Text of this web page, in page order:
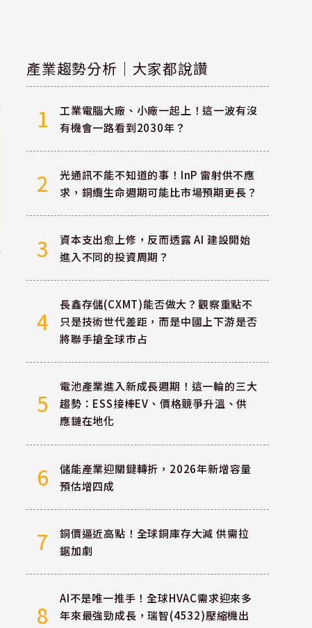
產業趨勢分析｜大家都說讚
1
工業電腦大廠、小廠一起上！這一波有沒
有機會一路看到2030年？
2
光通訊不能不知道的事！InP 雷射供不應
求，銅纜生命週期可能比市場預期更長？
3
資本支出愈上修，反而透露 AI 建設開始
進入不同的投資周期？
4
長鑫存儲(CXMT)能否做大？觀察重點不
只是技術世代差距，而是中國上下游是否
將聯手搶全球市占
5
電池產業進入新成長週期！這一輪的三大
趨勢：ESS接棒EV、價格競爭升溫、供
應鏈在地化
6
儲能產業迎關鍵轉折，2026年新增容量
預估增四成
7
銅價逼近高點！全球銅庫存大減 供需拉
鋸加劇
8
AI不是唯一推手！全球HVAC需求迎來多
年來最強勁成長，瑞智(4532)壓縮機出